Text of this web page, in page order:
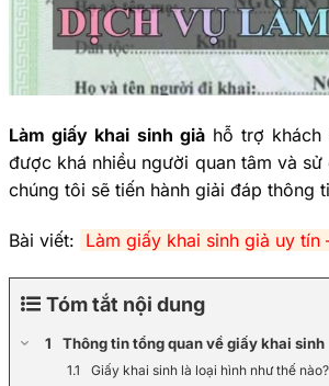
Làm giấy khai sinh giảhỗ trợ khách
được khá nhiều người quan tâm và sử
chúng tôi sẽ tiến hành giải đáp thông
Bài viết: Làm giấy khai sinh giả uy tín
Tóm tắt nội dung
Thông tin tổng quan về giấy khai sinh
Giấy khai sinh là loại hình như thế nào?